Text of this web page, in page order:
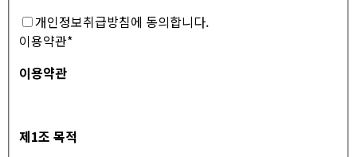
개인정보취급방침에 동의합니다.
이용약관*
이용약관
제1조 목적